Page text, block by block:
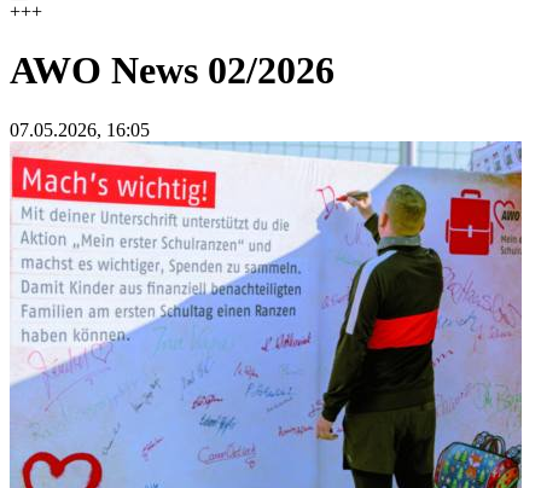
+++
AWO News 02/2026
07.05.2026, 16:05